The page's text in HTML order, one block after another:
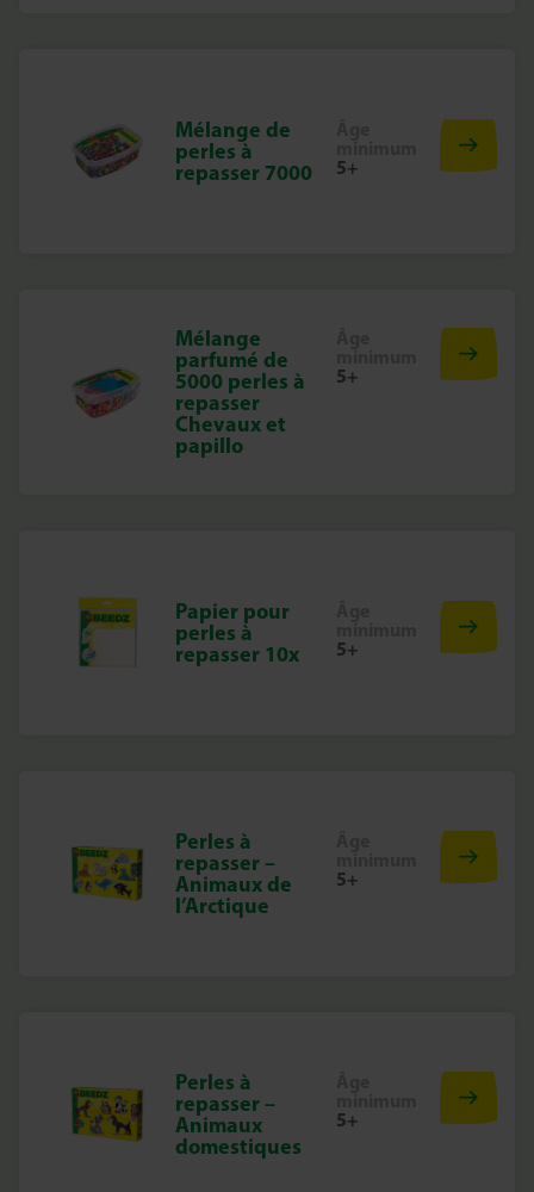
Mélange de
perles à
repasser 7000
5+
Mélange
parfumé de
5000 perles à
repasser
Chevaux et
papillo
5+
Papier pour
perles à
repasser 10x
5+
Perles à
repasser –
Animaux de
l’Arctique
5+
Perles à
repasser –
Animaux
domestiques
5+